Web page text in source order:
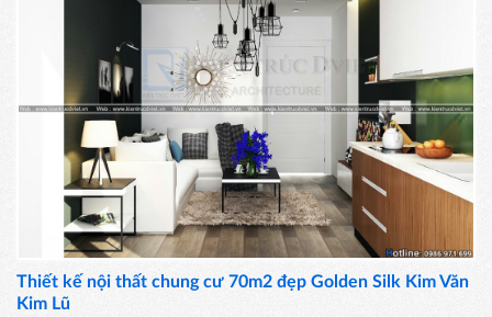
Thiết kế nội thất chung cư 70m2 đẹp Golden Silk Kim Văn
Kim Lũ